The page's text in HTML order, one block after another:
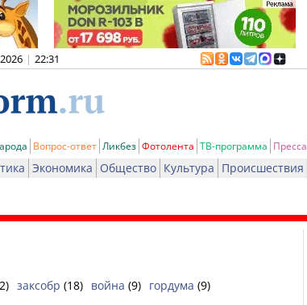
| 22:31
Вопрос-ответ Ликбез Фотолента ТВ-программа Пресса
Экономика Общество Культура Происшествия
заксобр (18) война (9) гордума (9)